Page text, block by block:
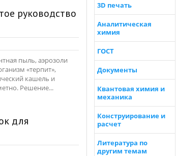
руководство
пыль, аэрозоли
«терпит»,
кашель и
Решение...
для
3D печать
Аналитическая
химия
ГОСТ
Документы
Квантовая химия и
механика
Конструирование и
расчет
Литература по
другим темам